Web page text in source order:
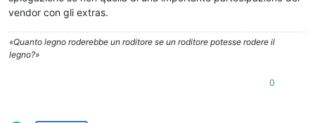
vendor con gli extras.
«Quanto legno roderebbe un roditore se un roditore potesse rodere il
legno?»
0